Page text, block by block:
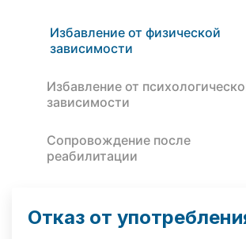
Избавление от физической
зависимости
Избавление от
зависимости
Сопровождение после
реабилитации
Отказ от